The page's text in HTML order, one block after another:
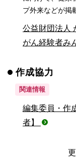
プ外来などが掲
公益財団法人
がん経験者み
作成協力
関連情報
編集委員・作
者】